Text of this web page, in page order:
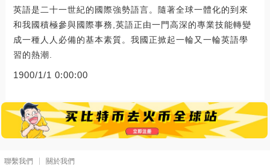
英語是二十一世紀的國際強勢語言。隨著全球一體化的到來
和我國積極參與國際事務,英語正由一門高深的專業技能轉變
成一種人人必備的基本素質。我國正掀起一輪又一輪英語學
習的熱潮.
1900/1/1 0:00:00
聯繫我們 關於我們